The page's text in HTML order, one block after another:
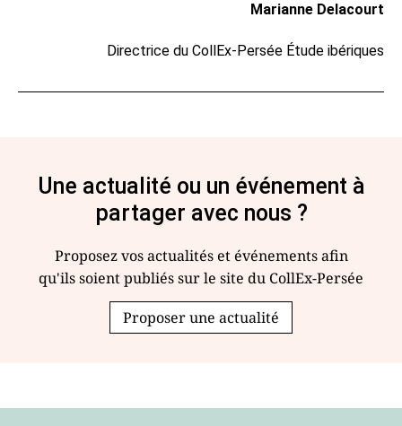
Marianne Delacourt
Directrice du CollEx-Persée Étude ibériques
Une actualité ou un événement à
partager avec nous ?
Proposez vos actualités et événements afin
qu'ils soient publiés sur le site du CollEx-Persée
Proposer une actualité